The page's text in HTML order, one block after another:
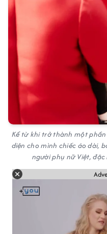
Kể từ khi trở thành một
diện cho mình chiếc áo dài,
người phụ nữ Việt, đặc